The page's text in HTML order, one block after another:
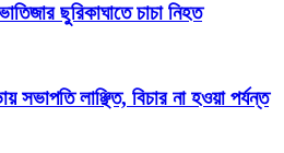
ছুরিকাঘাতে চাচা নিহত
সভাপতি লাঞ্ছিত, বিচার না হওয়া পর্যন্ত